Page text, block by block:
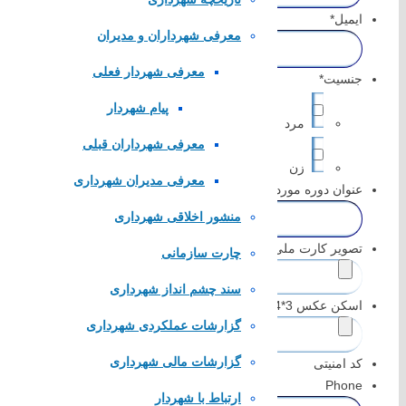
معرفی شهرداران و مدیران
معرفی شهردار فعلی
پیام شهردار
معرفی شهرداران قبلی
معرفی مدیران شهرداری
منشور اخلاقی شهرداری
چارت سازمانی
سند چشم انداز شهرداری
گزارشات عملکردی شهرداری
گزارشات مالی شهرداری
ارتباط با شهردار
ایمیل*
جنسیت*
مرد
زن
عنوان دوره مورد درخواست
تصویر کارت ملی
png, pdf, jpeg.
اسکن عکس 3*4
png, pdf, jpeg.
کد امنیتی
Phone
سازمان شهرداری ها و دهیاری های کشور
لینک های محلی
استانداری اصفهان
فرمانداری مبارکه
شرکت مخابرات مبارکه
پایگاه همیاری شهرداری های اصفهان
تماس با
تلفن تماس: 52383266
پست الکترونیک:
آدرس شهرداری: شهرستان مبارکه، شهر کرکوند، انتهای بلوار امام